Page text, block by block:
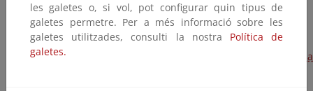
Directrices de ordenación de los recursos naturales
Fondo para el patrimonio natural y la biodiversidad
Comisión estatal para el patrimonio natural y la
les galetes o, si vol, pot configurar quin tipus de
galetes permetre. Per a més informació sobre les
galetes utilitzades, consulti la nostra Política de
galetes.